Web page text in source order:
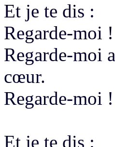
Et je te dis :
Regarde-moi !
Regarde-moi
cœur.
Regarde-moi !
Et je te dis :